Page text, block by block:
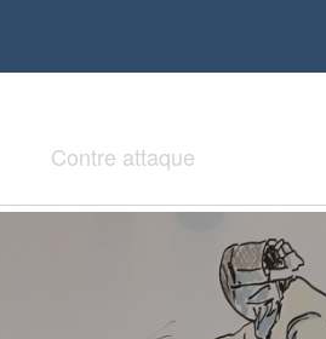
Contre attaque